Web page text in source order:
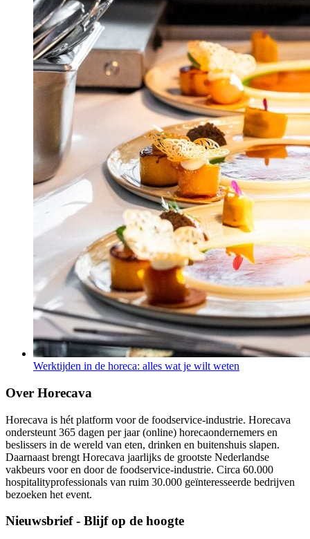
Werktijden in de horeca: alles wat je wilt weten
Over Horecava
Horecava is hét platform voor de foodservice-industrie. Horecava
ondersteunt 365 dagen per jaar (online) horecaondernemers en
beslissers in de wereld van eten, drinken en buitenshuis slapen.
Daarnaast brengt Horecava jaarlijks de grootste Nederlandse
vakbeurs voor en door de foodservice-industrie. Circa 60.000
hospitalityprofessionals van ruim 30.000 geïnteresseerde bedrijven
bezoeken het event.
Nieuwsbrief - Blijf op de hoogte